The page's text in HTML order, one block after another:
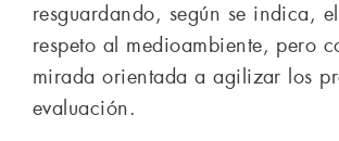
resguardando, según se indica,
respeto al medioambiente, pero
mirada orientada a agilizar los
evaluación.